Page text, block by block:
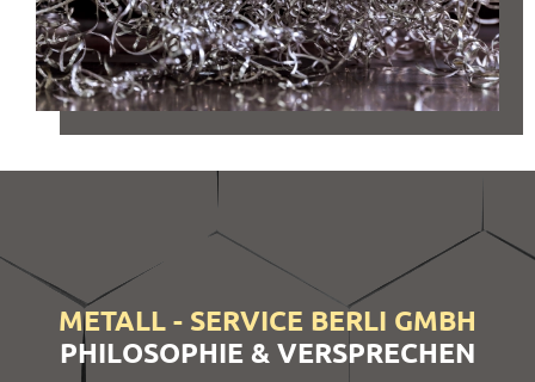
METALL - SERVICE BERLI GMBH
PHILOSOPHIE & VERSPRECHEN